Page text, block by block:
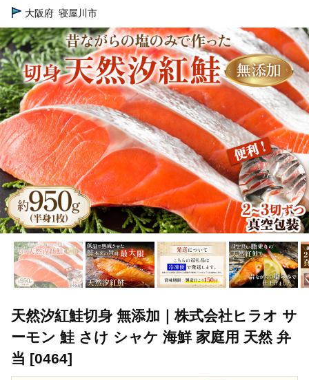
TOP
大阪府 寝屋川市
天然汐紅鮭切身 無添加｜株式会社ヒラオ サ
ーモン 鮭 さけ シャケ 海鮮 家庭用 天然 弁
当 [0464]